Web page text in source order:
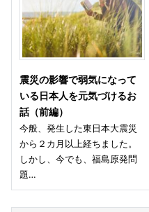
震災の影響で弱気になって
いる日本人を元気づけるお
話（前編）
今般、発生した東日本大震災
から２カ月以上経ちました。
しかし、今でも、福島原発問
題…